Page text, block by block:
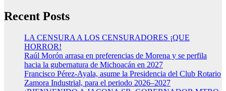
Recent Posts
LA CENSURA A LOS CENSURADORES ¡QUE
HORROR!
Raúl Morón arrasa en preferencias de Morena y se perfila
hacia la gubernatura de Michoacán en 2027
Francisco Pérez-Ayala, asume la Presidencia del Club Rotario
Zamora Industrial, para el periodo 2026–2027